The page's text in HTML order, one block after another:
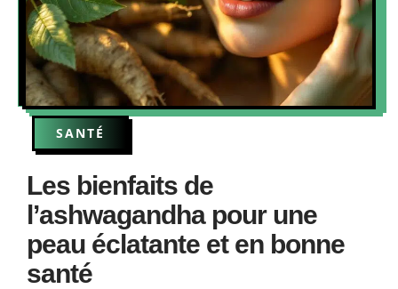
SANTÉ
Les bienfaits de
l’ashwagandha pour une
peau éclatante et en bonne
santé